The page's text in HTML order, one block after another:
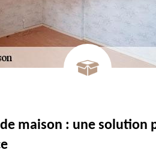
maison : une solution